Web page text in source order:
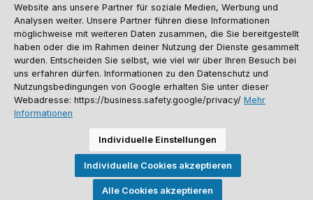
Kundenservice
Informationen
Social Media und Kontakt
Versandinformationen
Batterieentsorgung
Warenrücksendung Sporthund Katalog
Alle Preise inkl. gesetzl. Mehrwertsteuer zzgl.Versandkosten
anders angegeben. Preise vor dem Login werden in Euro (DE) angezeigt.
Streichpreise = UVP-Preise. Abbildungen ähnlich. Änderungen
vorbehalten.
Website ans unsere Partner für soziale Medien, Werbung und
Analysen weiter. Unsere Partner führen diese Informationen
möglichweise mit weiteren Daten zusammen, die Sie bereitgestellt
haben oder die im Rahmen deiner Nutzung der Dienste gesammelt
wurden. Entscheiden Sie selbst, wie viel wir über Ihren Besuch bei
uns erfahren dürfen. Informationen zu den Datenschutz und
Nutzungsbedingungen von Google erhalten Sie unter dieser
Webadresse: https://business.safety.google/privacy/ Mehr
Informationen
Individuelle Einstellungen
Individuelle Cookies akzeptieren
Alle Cookies akzeptieren